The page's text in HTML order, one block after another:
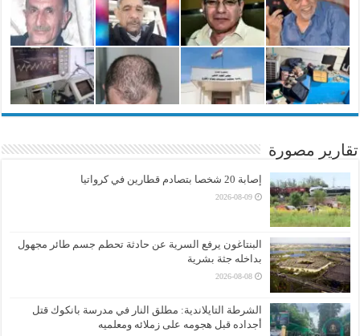
تقارير مصورة
إصابة 20 شخصا بتصادم قطارين في كرواتيا
2026-08-09
البنتاغون يرفع السرية عن حادثة تحطم جسم طائر مجهول
بداخله جثة بشرية
2026-08-08
الشرطة التايلاندية: مطلق النار في مدرسة بانكوك قتل
أجداده قبل هجومه على زملائه ومعلميه